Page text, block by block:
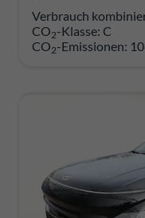
Verbrauch
CO2-Klasse: C
CO2-Emissionen: